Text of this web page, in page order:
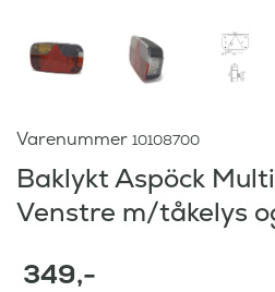
Varenummer 10108700
Baklykt Aspöck
Venstre m/tåkelys
349,-